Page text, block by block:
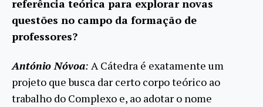
referência teórica para explorar novas
questões no campo da formação de
professores?
António Nóvoa: A Cátedra é exatamente um
projeto que busca dar certo corpo teórico ao
trabalho do Complexo e, ao adotar o nome